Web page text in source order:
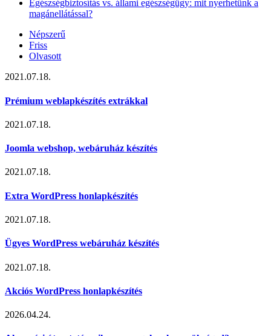
Egészségbiztosítás vs. állami egészségügy: mit nyerhetünk a
magánellátással?
Népszerű
Friss
Olvasott
2021.07.18.
Prémium weblapkészítés extrákkal
2021.07.18.
Joomla webshop, webáruház készítés
2021.07.18.
Extra WordPress honlapkészítés
2021.07.18.
Ügyes WordPress webáruház készítés
2021.07.18.
Akciós WordPress honlapkészítés
2026.04.24.